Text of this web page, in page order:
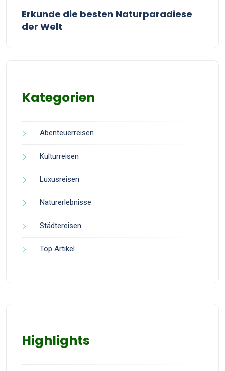
Erkunde die besten Naturparadiese
der Welt
Kategorien
Abenteuerreisen
Kulturreisen
Luxusreisen
Naturerlebnisse
Städtereisen
Top Artikel
Highlights